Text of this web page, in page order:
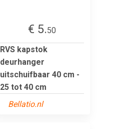
€ 5.50
RVS kapstok
deurhanger
uitschuifbaar 40 cm -
25 tot 40 cm
Bellatio.nl